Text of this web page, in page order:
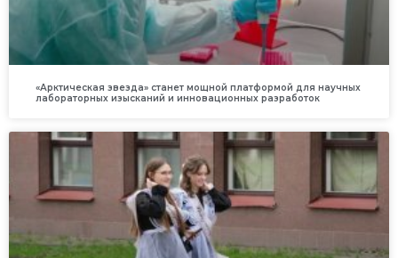
«Арктическая звезда» станет мощной платформой для научных
лабораторных изысканий и инновационных разработок